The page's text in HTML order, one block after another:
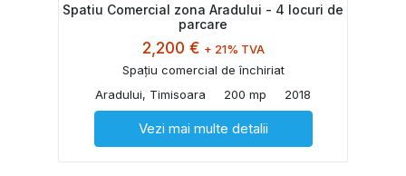
Spatiu Comercial zona Aradului - 4 locuri de
parcare
2,200 € + 21% TVA
Spațiu comercial de închiriat
Aradului, Timisoara
200 mp 2018
Vezi mai multe detalii